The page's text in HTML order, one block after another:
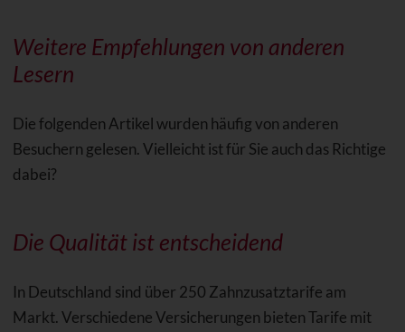
Weitere Empfehlungen von anderen
Lesern
Die folgenden Artikel wurden häufig von anderen
Besuchern gelesen. Vielleicht ist für Sie auch das Richtige
dabei?
Die Qualität ist entscheidend
In Deutschland sind über 250 Zahnzusatztarife am
Markt. Verschiedene Versicherungen bieten Tarife mit